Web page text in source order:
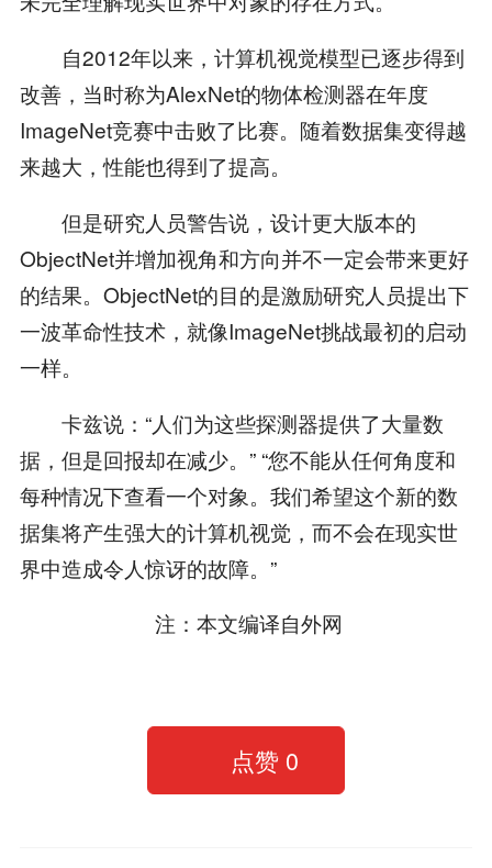
自2012年以来，计算机视觉模型已逐步得到
改善，当时称为AlexNet的物体检测器在年度
ImageNet竞赛中击败了比赛。随着数据集变得越
来越大，性能也得到了提高。
但是研究人员警告说，设计更大版本的
ObjectNet并增加视角和方向并不一定会带来更好
的结果。ObjectNet的目的是激励研究人员提出下
一波革命性技术，就像ImageNet挑战最初的启动
一样。
卡兹说：“人们为这些探测器提供了大量数
据，但是回报却在减少。” “您不能从任何角度和
每种情况下查看一个对象。我们希望这个新的数
据集将产生强大的计算机视觉，而不会在现实世
界中造成令人惊讶的故障。”
注：本文编译自外网
点赞 0